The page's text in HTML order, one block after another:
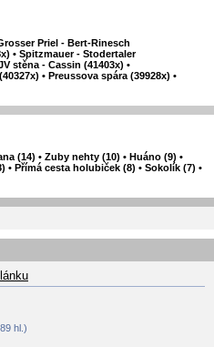
Priel - Bert-Rinesch
• Spitzmauer - Stodertaler
stěna - Cassin (41403x) •
• Preussova spára (39928x) •
(14) • Zuby nehty (10) • Huáno (9) •
• Přímá cesta holubiček (8) • Sokolík (7) •
hl.)